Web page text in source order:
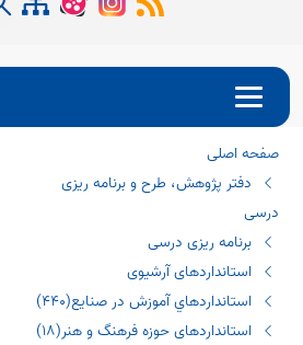
صفحه اصلی
دفتر پژوهش، طرح و برنامه ریزی
درسی
برنامه ریزی درسی
استانداردهای آرشیوی
استانداردهاي آموزش در صنايع(٤٤٠)
استانداردهای حوزه فرهنگ و هنر(١٨)